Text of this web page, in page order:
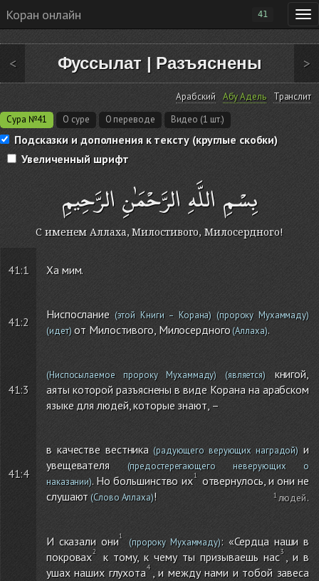
Коран онлайн 41
< Фуссылат| Разъяснены >
Сура №41 О суре О переводе Видео (1 шт.)
Арабский Абу Адель Транслит
Подсказки и дополнения к тексту (круглые скобки)
Увеличенный шрифт
بِسْمِ اللَّهِ الرَّحْمَٰنِ الرَّحِيمِ
С именем Аллаха, Милостивого, Милосердного!
41:1 Ха мим.
41:2
Ниспослание(этой Книги – Корана) (пророку Мухаммаду)
(идет)от Милостивого, Милосердного(Аллаха).
41:3
(Ниспосылаемое пророку Мухаммаду) (является) книгой,
аяты которой разъяснены в виде Корана на арабском
языке для людей, которые знают, –
41:4
в качестве вестника (радующего верующих наградой) и
увещевателя(предостерегающего неверующих о
наказании). Но большинство их
отвернулось, и они не
слушают (Слово Аллаха)! людей.
И сказали они (пророку Мухаммаду): «Сердца наши в
покровах
к тому, к чему ты призываешь нас , и в
ушах наших глухота , и между нами и тобой завеса